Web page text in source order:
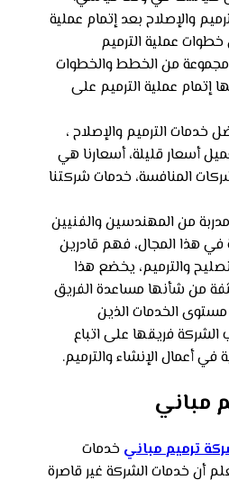
والإصلاح بعد إتمام عملية
خطوات عملية الترميم
مجموعة من الخطط والخطوات
إتمام عملية الترميم على
الترميم والإصلاح ،
أسعار قليلة، أسعارنا هي
المنافسة، خدمات شركتنا
من المهندسين والفنيين
في هذا المجال، فهم قادرين
والترميم، يخضع هذا
من شأنها مساعدة الفريق
مستوى الخدمات الذين
الشركة فريقها على اتباع
في أعمال الإنشاء والترميم.
مباني
ترميم مباني خدمات
أن خدمات الشركة غير قاصرة